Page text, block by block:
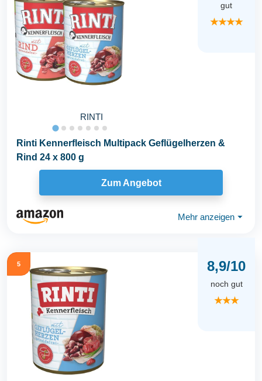
RINTI
gut
★★★★
Rinti Kennerfleisch Multipack Geflügelherzen &
Rind 24 x 800 g
Zum Angebot
Mehr anzeigen ⏷
5 8,9/10
noch gut
★★★